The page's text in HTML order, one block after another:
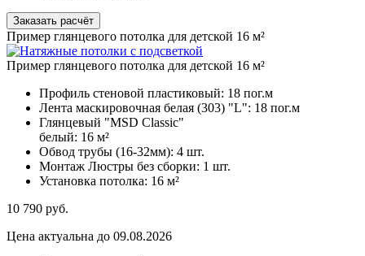
Заказать расчёт
Пример глянцевого потолка для детской 16 м²
Пример глянцевого потолка для детской 16 м²
Профиль стеновой пластиковый: 18 пог.м
Лента маскировочная белая (303) "L": 18 пог.м
Глянцевый "MSD Classic"
белый: 16 м²
Обвод трубы (16-32мм): 4 шт.
Монтаж Люстры без сборки: 1 шт.
Установка потолка: 16 м²
10 790 руб.
Цена актуальна до 09.08.2026